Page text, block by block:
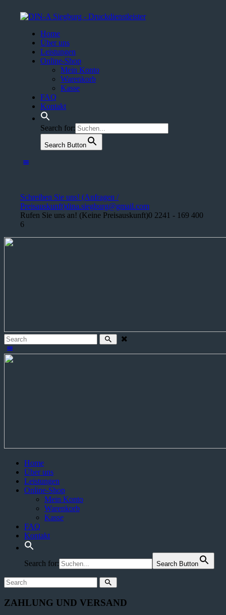
Home
Über uns
Leistungen
Online-Shop
Mein Konto
Warenkorb
Kasse
FAQ
Kontakt
Search for:
Search Button
Schreiben Sie uns! (Anfragen /
Preisauskunft)dina.siegburg@gmail.com
Rufen Sie uns an! (Keine Preisauskunft)0 2241 - 169 400
6
Home
Über uns
Leistungen
Online-Shop
Mein Konto
Warenkorb
Kasse
FAQ
Kontakt
Search for: Search Button
ZAHLUNG UND VERSAND